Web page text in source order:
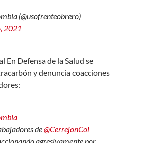
(@usofrenteobrero)
2021
En Defensa de la Salud se
y denuncia coacciones
de@CerrejonCol